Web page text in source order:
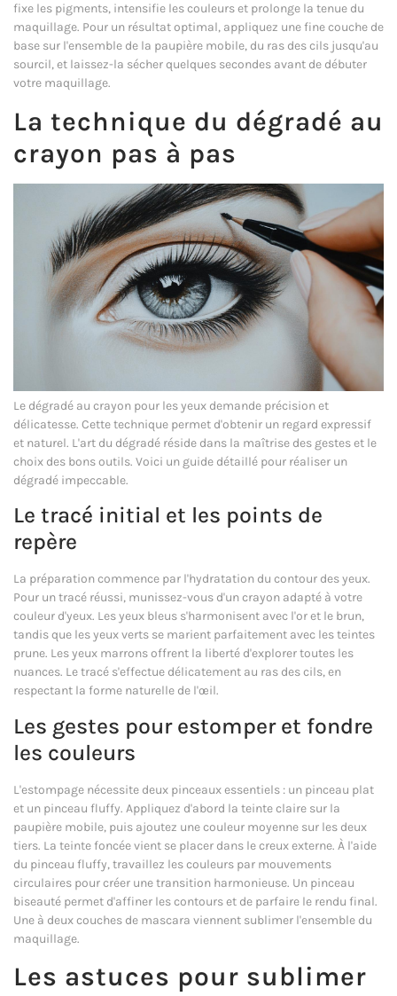
fixe les pigments, intensifie les couleurs et prolonge la tenue du
maquillage. Pour un résultat optimal, appliquez une fine couche de
base sur l'ensemble de la paupière mobile, du ras des cils jusqu'au
sourcil, et laissez-la sécher quelques secondes avant de débuter
votre maquillage.
La technique du dégradé au
crayon pas à pas
Le dégradé au crayon pour les yeux demande précision et
délicatesse. Cette technique permet d'obtenir un regard expressif
et naturel. L'art du dégradé réside dans la maîtrise des gestes et le
choix des bons outils. Voici un guide détaillé pour réaliser un
dégradé impeccable.
Le tracé initial et les points de
repère
La préparation commence par l'hydratation du contour des yeux.
Pour un tracé réussi, munissez-vous d'un crayon adapté à votre
couleur d'yeux. Les yeux bleus s'harmonisent avec l'or et le brun,
tandis que les yeux verts se marient parfaitement avec les teintes
prune. Les yeux marrons offrent la liberté d'explorer toutes les
nuances. Le tracé s'effectue délicatement au ras des cils, en
respectant la forme naturelle de l'œil.
Les gestes pour estomper et fondre
les couleurs
L'estompage nécessite deux pinceaux essentiels : un pinceau plat
et un pinceau fluffy. Appliquez d'abord la teinte claire sur la
paupière mobile, puis ajoutez une couleur moyenne sur les deux
tiers. La teinte foncée vient se placer dans le creux externe. À l'aide
du pinceau fluffy, travaillez les couleurs par mouvements
circulaires pour créer une transition harmonieuse. Un pinceau
biseauté permet d'affiner les contours et de parfaire le rendu final.
Une à deux couches de mascara viennent sublimer l'ensemble du
maquillage.
Les astuces pour sublimer